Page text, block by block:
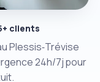
Plessis‑Trévise
24h/7j pour
clients